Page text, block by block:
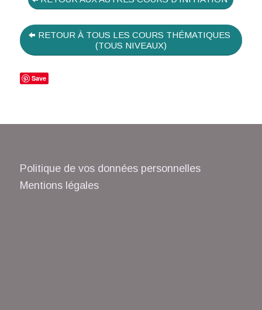
RETOUR À TOUS LES COURS THÉMATIQUES
(TOUS NIVEAUX)
Save
Politique de vos données personnelles
Mentions légales